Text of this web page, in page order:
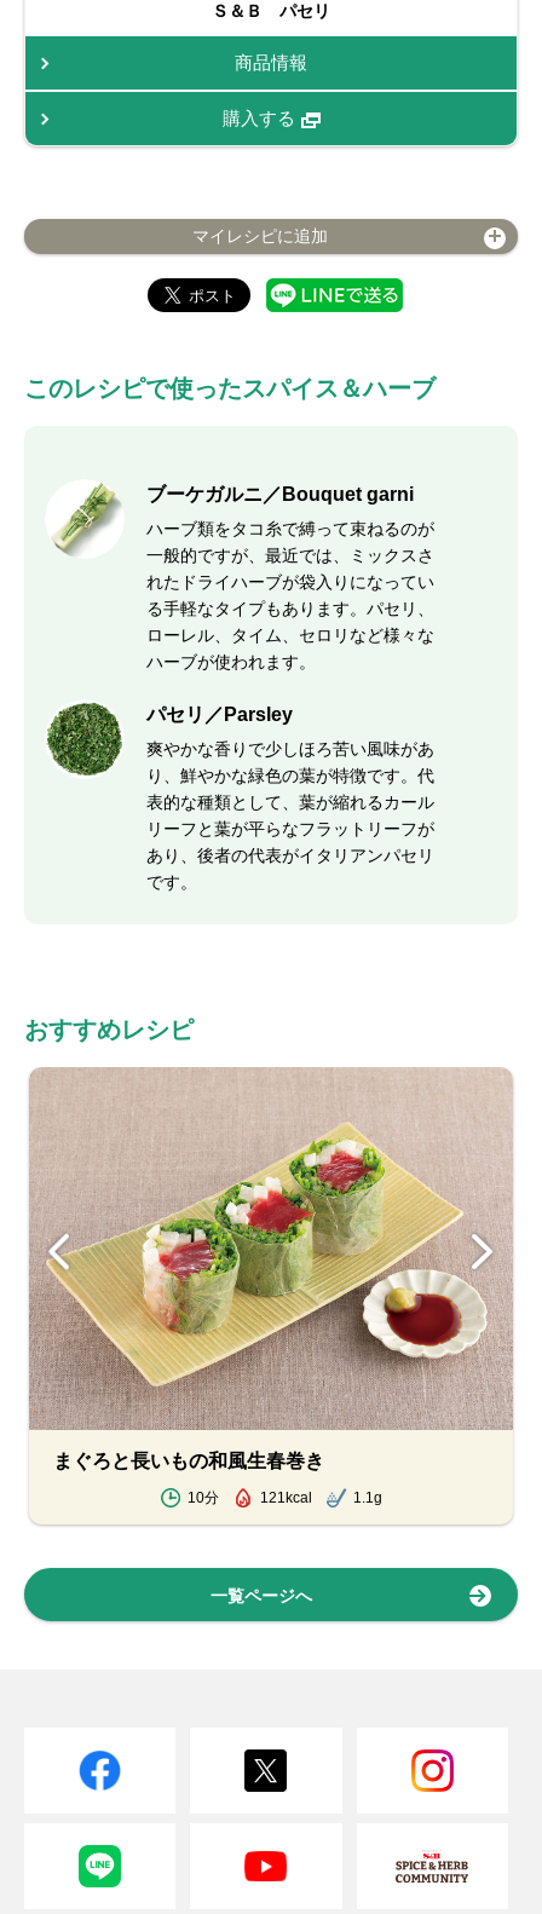
Ｓ＆Ｂ パセリ
商品情報
購入する
マイレシピに追加
このレシピで使ったスパイス＆ハーブ
ブーケガルニ／Bouquet garni
ハーブ類をタコ糸で縛って束ねるのが
一般的ですが、最近では、ミックスさ
れたドライハーブが袋入りになってい
る手軽なタイプもあります。パセリ、
ローレル、タイム、セロリなど様々な
ハーブが使われます。
パセリ／Parsley
爽やかな香りで少しほろ苦い風味があ
り、鮮やかな緑色の葉が特徴です。代
表的な種類として、葉が縮れるカール
リーフと葉が平らなフラットリーフが
あり、後者の代表がイタリアンパセリ
です。
おすすめレシピ
まぐろと長いもの和風生春巻き
10分 121kcal 1.1g
一覧ページへ